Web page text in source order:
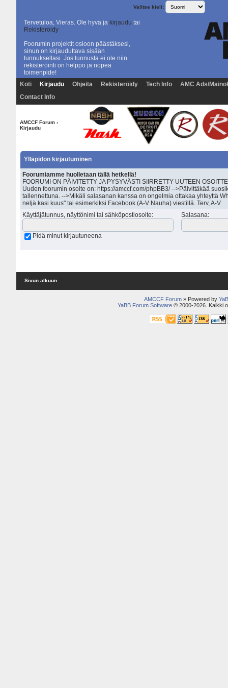
Valitse kieli:
Tervetuloa, Vieras. Ole hyvä ja kirjaudu tai
Rekisteröidy
Foorumin projektit osioon päästäksesi,
sinun on kirjauduttava sisään
tunnuksellasi. Jos tunnusta ei ole niin
rekisteröinti on helppo ja nopea
toimenpide!
Koti
Kirjaudu Ohjeita Rekisteröidy Tech Info
AMC Ads/
Contact Info
AMCCF Forum›
Kirjaudu
Ylläpidon kirjautuminen
Foorumiamme huolletaan tällä hetkellä!
FOORUMI ON PÄIVITETTY JA PYSYVÄSTI SIIRRETTY UUTEEN
Uuden foorumin osoite on: https://amccf.com/phpBB3/ -->Päivittäkää
tallennettuna. -->Mikäli salasanan kanssa on ongelmia ottakaa yhteyttä
neljä kasi kuus" tai esimerkiksi Facebook (A-V Nauha) viestillä. Terv, A-V
Käyttäjätunnus, näyttönimi tai sähköpostiosoite: Salasana:
Pidä minut kirjautuneena
Sivun alkuun
AMCCF Forum » Powered by
YaBB Forum Software© 2000-2026. Kaikki